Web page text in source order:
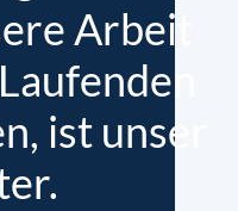
Arbeit
ist unser